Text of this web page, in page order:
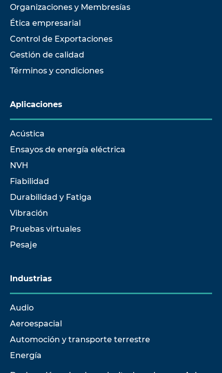
Organizaciones y Membresías
Ética empresarial
Control de Exportaciones
Gestión de calidad
Términos y condiciones
Aplicaciones
Acústica
Ensayos de energía eléctrica
NVH
Fiabilidad
Durabilidad y Fatiga
Vibración
Pruebas virtuales
Pesaje
Industrias
Audio
Aeroespacial
Automoción y transporte terrestre
Energía